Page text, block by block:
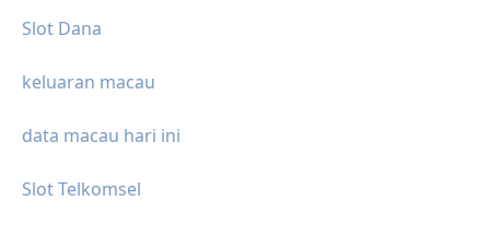
Slot Dana
keluaran macau
data macau hari ini
Slot Telkomsel